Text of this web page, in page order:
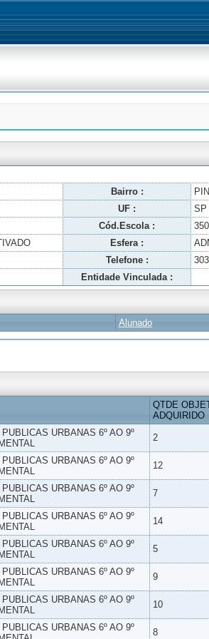
Bairro :
UF :
SP
Cód.Escola :
Esfera :
Telefone :
Entidade Vinculada :
Alunado
QTDE
ADQUIRIDO
URBANAS 6º AO 9º
2
URBANAS 6º AO 9º
12
URBANAS 6º AO 9º
7
URBANAS 6º AO 9º
14
URBANAS 6º AO 9º
5
URBANAS 6º AO 9º
9
URBANAS 6º AO 9º
10
URBANAS 6º AO 9º
8